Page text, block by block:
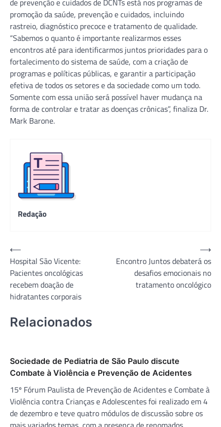
promoção da saúde, prevenção e cuidados, incluindo
rastreio, diagnóstico precoce e tratamento de qualidade.
“Sabemos o quanto é importante realizarmos esses
encontros até para identificarmos juntos prioridades para o
fortalecimento do sistema de saúde, com a criação de
programas e políticas públicas, e garantir a participação
efetiva de todos os setores e da sociedade como um todo.
Somente com essa união será possível haver mudança na
forma de controlar e tratar as doenças crônicas”, finaliza Dr.
Mark Barone.
Redação
Navegação
de
Post
⟵
Hospital São Vicente:
Pacientes oncológicas
recebem doação de
hidratantes corporais
Encontro Juntos debaterá os
desafios emocionais no
tratamento oncológico
⟶
Relacionados
Sociedade de Pediatria de São Paulo discute
Combate à Violência e Prevenção de Acidentes
15º Fórum Paulista de Prevenção de Acidentes e Combate à
Violência contra Crianças e Adolescentes foi realizado em 4
de dezembro e teve quatro módulos de discussão sobre os